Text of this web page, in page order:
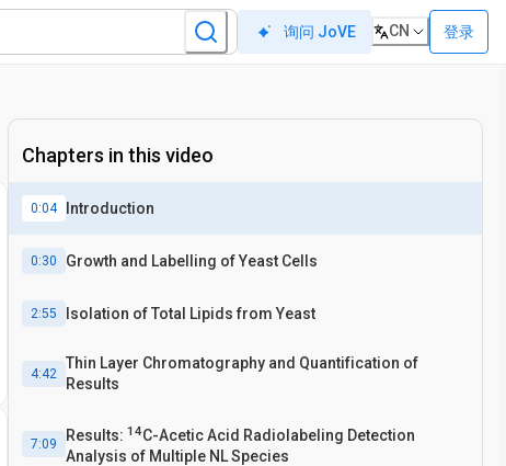
询问 JoVE CN 登录
Chapters in this video
0:04 Introduction
0:30 Growth and Labelling of Yeast Cells
2:55 Isolation of Total Lipids from Yeast
4:42
Thin Layer Chromatography and Quantification of
Results
7:09 Results: 14C-Acetic Acid Radiolabeling Detection
Analysis of Multiple NL Species